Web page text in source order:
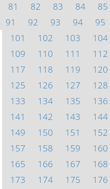
81
82 83 84 85
91
92 93 94 95
101
102 103 104
109
110 111 112
117
118 119 120
125
126 127 128
133
134 135 136
141
142 143 144
149
150 151 152
157
158 159 160
165
166 167 168
173
174 175 176